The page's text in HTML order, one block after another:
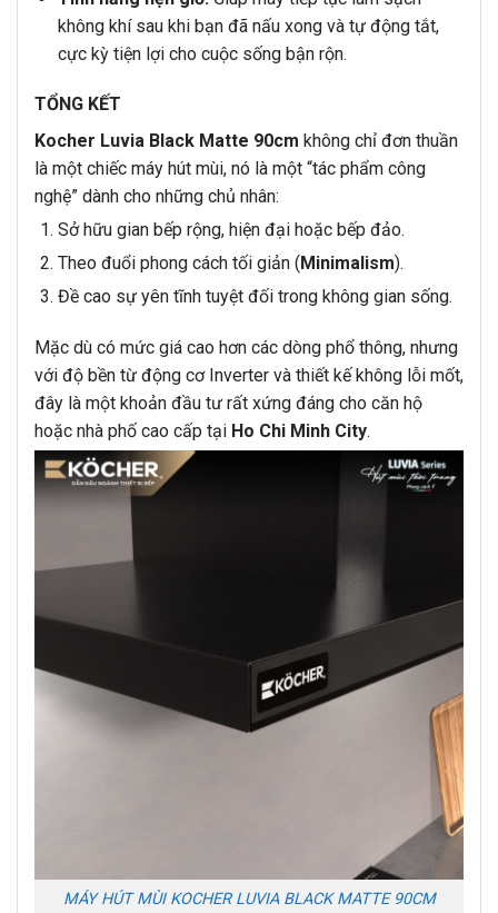
không khí sau khi bạn đã nấu xong và tự động tắt,
cực kỳ tiện lợi cho cuộc sống bận rộn.
TỔNG KẾT
Kocher Luvia Black Matte 90cm không chỉ đơn thuần
là một chiếc máy hút mùi, nó là một “tác phẩm công
nghệ” dành cho những chủ nhân:
Sở hữu gian bếp rộng, hiện đại hoặc bếp đảo.
Theo đuổi phong cách tối giản ( Minimalism).
Đề cao sự yên tĩnh tuyệt đối trong không gian sống.
Mặc dù có mức giá cao hơn các dòng phổ thông, nhưng
với độ bền từ động cơ Inverter và thiết kế không lỗi mốt,
đây là một khoản đầu tư rất xứng đáng cho căn hộ
hoặc nhà phố cao cấp tại Ho Chi Minh City.
MÁY HÚT MÙI KOCHER LUVIA BLACK MATTE 90CM